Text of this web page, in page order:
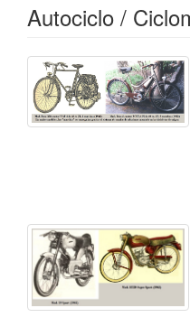
Autociclo /